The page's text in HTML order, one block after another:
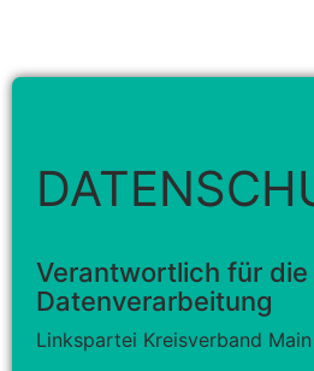
Verantwortlich für die
Datenverarbeitung
Linkspartei Kreisverband